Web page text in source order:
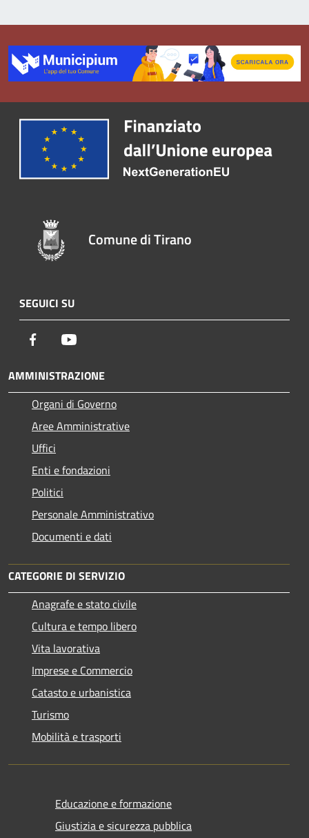
Comune di Tirano
SEGUICI SU
Facebook
AMMINISTRAZIONE
Organi di Governo
Aree Amministrative
Uffici
Enti e fondazioni
Politici
Personale Amministrativo
Documenti e dati
CATEGORIE DI SERVIZIO
Anagrafe e stato civile
Cultura e tempo libero
Vita lavorativa
Imprese e Commercio
Catasto e urbanistica
Turismo
Mobilità e trasporti
Educazione e formazione
Giustizia e sicurezza pubblica